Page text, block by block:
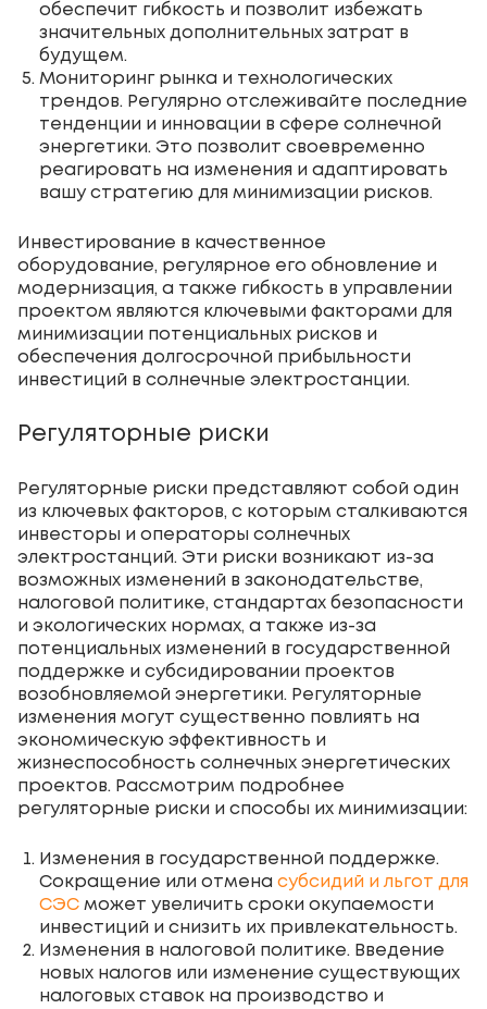
обеспечит гибкость и позволит избежать
значительных дополнительных затрат в
будущем.
Мониторинг рынка и технологических
трендов. Регулярно отслеживайте последние
тенденции и инновации в сфере солнечной
энергетики. Это позволит своевременно
реагировать на изменения и адаптировать
вашу стратегию для минимизации рисков.
Инвестирование в качественное
оборудование, регулярное его обновление и
модернизация, а также гибкость в управлении
проектом являются ключевыми факторами для
минимизации потенциальных рисков и
обеспечения долгосрочной прибыльности
инвестиций в солнечные электростанции.
Регуляторные риски
Регуляторные риски представляют собой один
из ключевых факторов, с которым сталкиваются
инвесторы и операторы солнечных
электростанций. Эти риски возникают из-за
возможных изменений в законодательстве,
налоговой политике, стандартах безопасности
и экологических нормах, а также из-за
потенциальных изменений в государственной
поддержке и субсидировании проектов
возобновляемой энергетики. Регуляторные
изменения могут существенно повлиять на
экономическую эффективность и
жизнеспособность солнечных энергетических
проектов. Рассмотрим подробнее
регуляторные риски и способы их минимизации:
Изменения в государственной поддержке.
Сокращение или отмена субсидий и льгот для
СЭС может увеличить сроки окупаемости
инвестиций и снизить их привлекательность.
Изменения в налоговой политике. Введение
новых налогов или изменение существующих
налоговых ставок на производство и